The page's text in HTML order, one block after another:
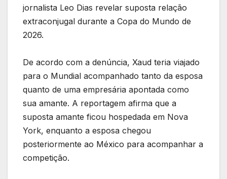
jornalista Leo Dias revelar suposta relação
extraconjugal durante a Copa do Mundo de
2026.
De acordo com a denúncia, Xaud teria viajado
para o Mundial acompanhado tanto da esposa
quanto de uma empresária apontada como
sua amante. A reportagem afirma que a
suposta amante ficou hospedada em Nova
York, enquanto a esposa chegou
posteriormente ao México para acompanhar a
competição.